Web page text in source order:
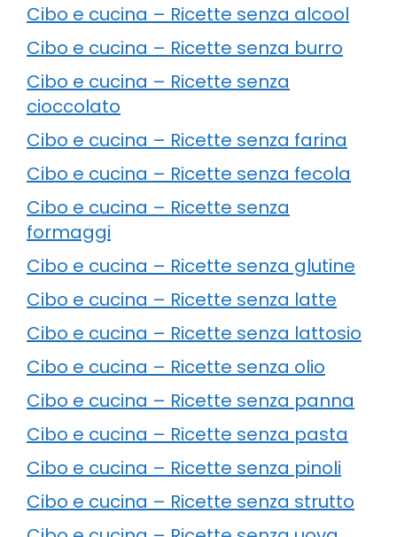
Cibo e cucina – Ricette senza alcool
Cibo e cucina – Ricette senza burro
Cibo e cucina – Ricette senza
cioccolato
Cibo e cucina – Ricette senza farina
Cibo e cucina – Ricette senza fecola
Cibo e cucina – Ricette senza
formaggi
Cibo e cucina – Ricette senza glutine
Cibo e cucina – Ricette senza latte
Cibo e cucina – Ricette senza lattosio
Cibo e cucina – Ricette senza olio
Cibo e cucina – Ricette senza panna
Cibo e cucina – Ricette senza pasta
Cibo e cucina – Ricette senza pinoli
Cibo e cucina – Ricette senza strutto